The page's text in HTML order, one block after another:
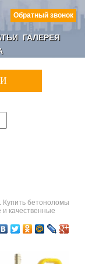
Обратный звонок
ГАЛЕРЕЯ
Купить бетоноломы
качественные